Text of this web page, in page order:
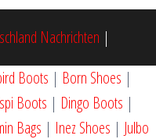
Nachrichten |
Boots | Born Shoes |
Boots | Dingo Boots |
Bags | Inez Shoes | Julbo